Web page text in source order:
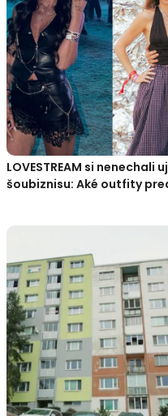
LOVESTREAM si nenechali
šoubiznisu: Aké outfity